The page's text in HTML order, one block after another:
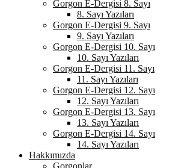
Gorgon E-Dergisi 8. Sayı
8. Sayı Yazıları
Gorgon E-Dergisi 9. Sayı
9. Sayı Yazıları
Gorgon E-Dergisi 10. Sayı
10. Sayı Yazıları
Gorgon E-Dergisi 11. Sayı
11. Sayı Yazıları
Gorgon E-Dergisi 12. Sayı
12. Sayı Yazıları
Gorgon E-Dergisi 13. Sayı
13. Sayı Yazıları
Gorgon E-Dergisi 14. Sayı
14. Sayı Yazıları
Hakkımızda
Gorgonlar